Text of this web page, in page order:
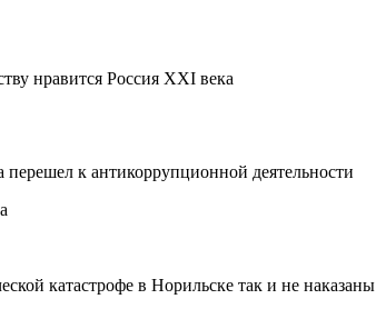
нравится Россия XXI века
перешел к антикоррупционной деятельности
катастрофе в Норильске так и не наказаны